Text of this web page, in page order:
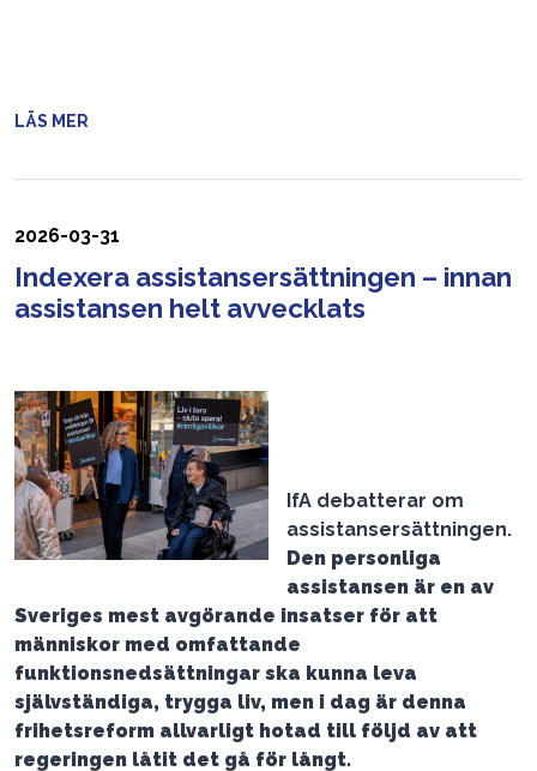
LÄS MER
2026-03-31
Indexera assistansersättningen – innan
assistansen helt avvecklats
IfA debatterar om
assistansersättningen.
Den personliga
assistansen är en av
Sveriges mest avgörande insatser för att
människor med omfattande
funktionsnedsättningar ska kunna leva
självständiga, trygga liv, men i dag är denna
frihetsreform allvarligt hotad till följd av att
regeringen låtit det gå för långt.